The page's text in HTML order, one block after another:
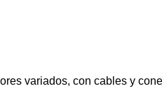
variados, con cables y